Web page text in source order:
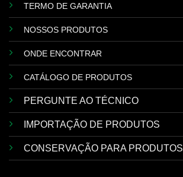
TERMO DE GARANTIA
NOSSOS PRODUTOS
ONDE ENCONTRAR
CATÁLOGO DE PRODUTOS
PERGUNTE AO TÉCNICO
IMPORTAÇÃO DE PRODUTOS
CONSERVAÇÃO PARA PRODUTOS